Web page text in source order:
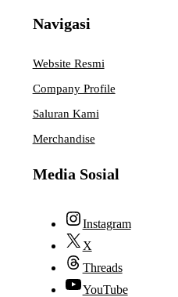
Navigasi
Website Resmi
Company Profile
Saluran Kami
Merchandise
Media Sosial
Instagram
X
Threads
YouTube